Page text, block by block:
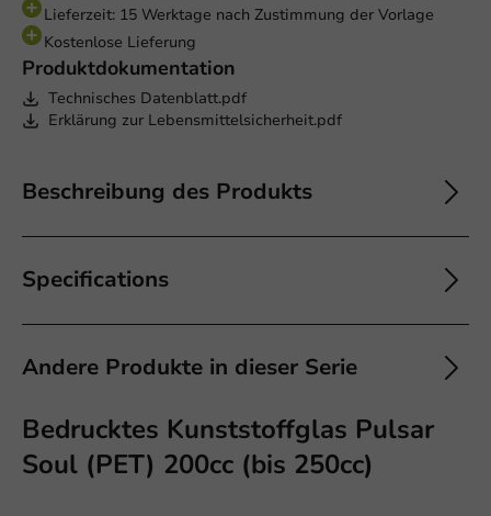
Lieferzeit: 15 Werktage nach Zustimmung der Vorlage
Kostenlose Lieferung
Produktdokumentation
Technisches Datenblatt.pdf
Erklärung zur Lebensmittelsicherheit.pdf
Beschreibung des Produkts
Specifications
Andere Produkte in dieser Serie
Bedrucktes Kunststoffglas Pulsar
Soul (PET) 200cc (bis 250cc)